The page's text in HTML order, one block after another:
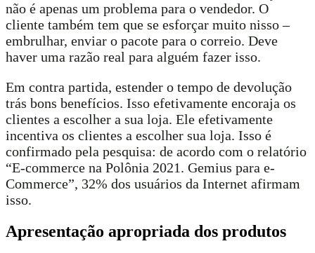
não é apenas um problema para o vendedor. O
cliente também tem que se esforçar muito nisso –
embrulhar, enviar o pacote para o correio. Deve
haver uma razão real para alguém fazer isso.
Em contra partida, estender o tempo de devolução
trás bons benefícios. Isso efetivamente encoraja os
clientes a escolher a sua loja. Ele efetivamente
incentiva os clientes a escolher sua loja. Isso é
confirmado pela pesquisa: de acordo com o relatório
“E-commerce na Polônia 2021. Gemius para e-
Commerce”, 32% dos usuários da Internet afirmam
isso.
Apresentação apropriada dos produtos